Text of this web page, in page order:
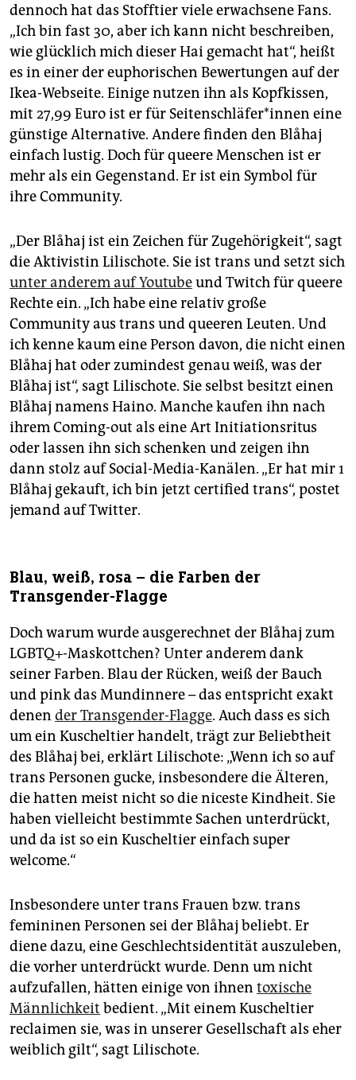
dennoch hat das Stofftier viele erwachsene Fans.
„Ich bin fast 30, aber ich kann nicht beschreiben,
wie glücklich mich dieser Hai gemacht hat“, heißt
es in einer der euphorischen Bewertungen auf der
Ikea-Webseite. Einige nutzen ihn als Kopfkissen,
mit 27,99 Euro ist er für Sei­ten­schlä­fe­r*in­nen eine
günstige Alternative. Andere finden den Blåhaj
einfach lustig. Doch für queere Menschen ist er
mehr als ein Gegenstand. Er ist ein Symbol für
ihre Community.
„Der Blåhaj ist ein Zeichen für Zugehörigkeit“, sagt
die Aktivistin Lilischote. Sie ist trans und setzt sich
unter anderem auf Youtubeund Twitch für queere
Rechte ein. „Ich habe eine relativ große
Community aus trans und queeren Leuten. Und
ich kenne kaum eine Person davon, die nicht einen
Blåhaj hat oder zumindest genau weiß, was der
Blåhaj ist“, sagt Lilischote. Sie selbst besitzt einen
Blåhaj namens Haino. Manche kaufen ihn nach
ihrem Coming-out als eine Art Initiationsritus
oder lassen ihn sich schenken und zeigen ihn
dann stolz auf Social-Media-Kanälen. „Er hat mir 1
Blåhaj gekauft, ich bin jetzt certified trans“, postet
jemand auf Twitter.
Blau, weiß, rosa – die Farben der
Transgender-Flagge
Doch warum wurde ausgerechnet der Blåhaj zum
LGBTQ+-Maskottchen? Unter anderem dank
seiner Farben. Blau der Rücken, weiß der Bauch
und pink das Mundinnere – das entspricht exakt
denen der Transgender-Flagge. Auch dass es sich
um ein Kuscheltier handelt, trägt zur Beliebtheit
des Blåhaj bei, erklärt Lilischote: „Wenn ich so auf
trans Personen gucke, insbesondere die Älteren,
die hatten meist nicht so die niceste Kindheit. Sie
haben vielleicht bestimmte Sachen unterdrückt,
und da ist so ein Kuscheltier einfach super
welcome.“
Insbesondere unter trans Frauen bzw. trans
femininen Personen sei der Blåhaj beliebt. Er
diene dazu, eine Geschlechts­identität auszuleben,
die vorher unterdrückt wurde. Denn um nicht
aufzufallen, hätten einige von ihnen toxische
Männlichkeit bedient. „Mit einem Kuscheltier
reclaimen sie, was in unserer Gesellschaft als eher
weiblich gilt“, sagt Lilischote.